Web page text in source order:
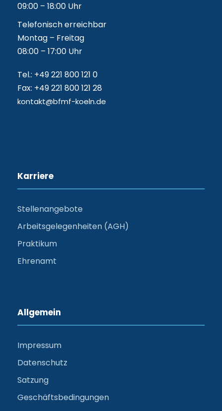
09:00 – 18:00 Uhr
Telefonisch erreichbar
Montag – Freitag
08:00 – 17:00 Uhr
Tel.: +49 221 800 121 0
Fax: +49 221 800 121 28
kontakt@bfmf-koeln.de
Karriere
Stellenangebote
Arbeitsgelegenheiten (AGH)
Praktikum
Ehrenamt
Allgemein
Impressum
Datenschutz
Satzung
Geschäftsbedingungen